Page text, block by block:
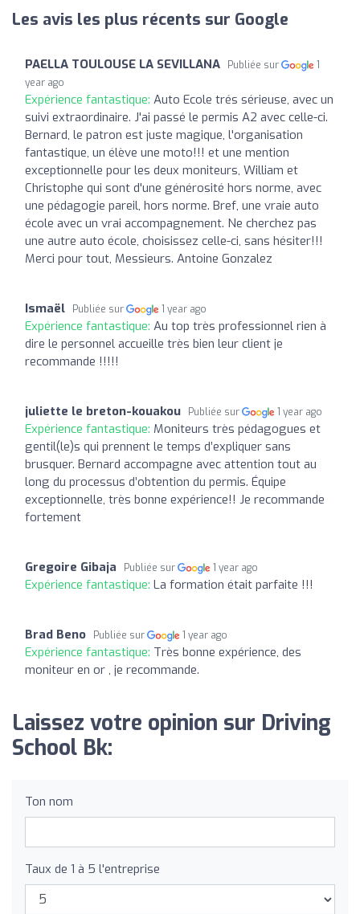
Les avis les plus récents sur Google
PAELLA TOULOUSE LA SEVILLANA Publiée sur
1
year ago
Expérience fantastique: Auto Ecole trés sérieuse, avec un
suivi extraordinaire. J'ai passé le permis A2 avec celle-ci.
Bernard, le patron est juste magique, l'organisation
fantastique, un élève une moto!!! et une mention
exceptionnelle pour les deux moniteurs, William et
Christophe qui sont d'une générosité hors norme, avec
une pédagogie pareil, hors norme. Bref, une vraie auto
école avec un vrai accompagnement. Ne cherchez pas
une autre auto école, choisissez celle-ci, sans hésiter!!!
Merci pour tout, Messieurs. Antoine Gonzalez
Ismaël Publiée sur 1 year ago
Expérience fantastique: Au top très professionnel rien à
dire le personnel accueille très bien leur client je
recommande !!!!!
juliette le breton-kouakou Publiée sur 1 year ago
Expérience fantastique: Moniteurs très pédagogues et
gentil(le)s qui prennent le temps d’expliquer sans
brusquer. Bernard accompagne avec attention tout au
long du processus d’obtention du permis. Équipe
exceptionnelle, très bonne expérience!! Je recommande
fortement
Gregoire Gibaja Publiée sur 1 year ago
Expérience fantastique: La formation était parfaite !!!
Brad Beno Publiée sur 1 year ago
Expérience fantastique: Très bonne expérience, des
moniteur en or , je recommande.
Laissez votre opinion sur Driving
School Bk:
Ton nom
Taux de 1 à 5 l'entreprise